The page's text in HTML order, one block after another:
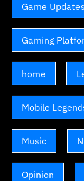
Game Updates
Gaming
home
Mobile
Music
Opinion